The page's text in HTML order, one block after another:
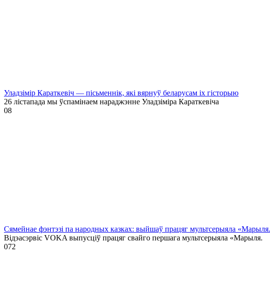
Уладзімір Караткевіч — пісьменнік, які вярнуў беларусам іх гісторыю
26 лістапада мы ўспамінаем нараджэнне Уладзіміра Караткевіча
08
Сямейнае фэнтэзі па народных казках: выйшаў працяг мультсерыяла
Відэасэрвіс VOKA выпусціў працяг свайго першага мультсерыяла «Марыля.
072